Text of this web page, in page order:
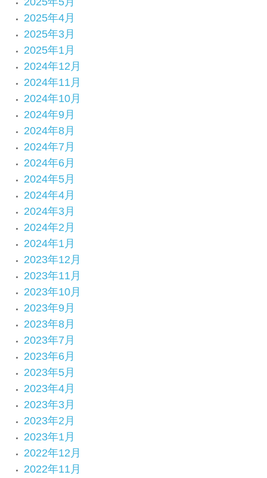
2025年4月
2025年3月
2025年1月
2024年12月
2024年11月
2024年10月
2024年9月
2024年8月
2024年7月
2024年6月
2024年5月
2024年4月
2024年3月
2024年2月
2024年1月
2023年12月
2023年11月
2023年10月
2023年9月
2023年8月
2023年7月
2023年6月
2023年5月
2023年4月
2023年3月
2023年2月
2023年1月
2022年12月
2022年11月